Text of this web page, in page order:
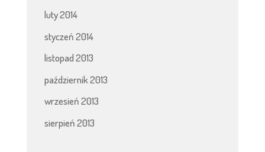
luty 2014
styczeń 2014
listopad 2013
październik 2013
wrzesień 2013
sierpień 2013